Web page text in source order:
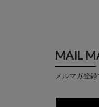
MAIL
メルマガ登